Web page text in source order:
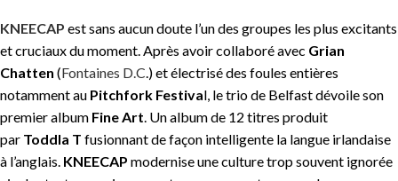
KNEECAP est sans aucun doute l’un des groupes les plus excitants
et cruciaux du moment. Après avoir collaboré avec Grian
Chatten (Fontaines D.C.) et électrisé des foules entières
notamment au Pitchfork Festival, le trio de Belfast dévoile son
premier album Fine Art. Un album de 12 titres produit
par Toddla T fusionnant de façon intelligente la langue irlandaise
à l’anglais. KNEECAP modernise une culture trop souvent ignorée